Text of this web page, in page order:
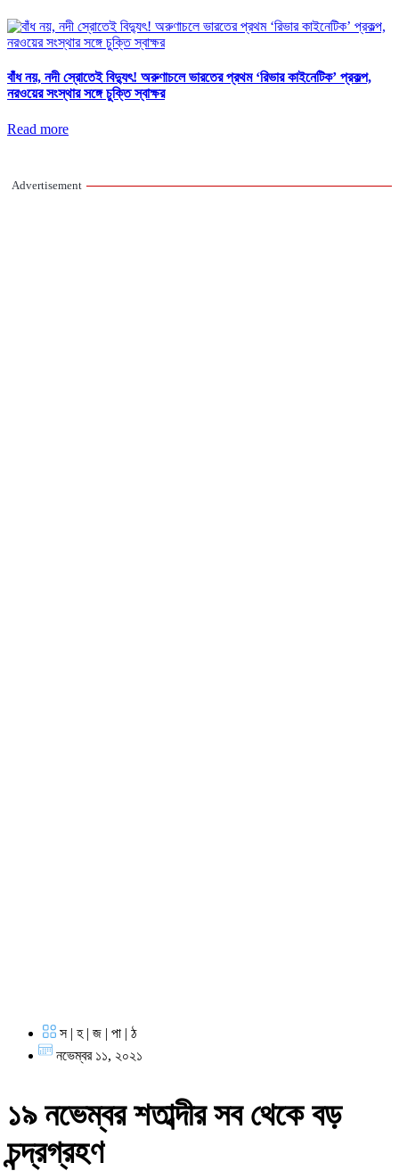
বাঁধ নয়, নদী স্রোতেই বিদ্যুৎ! অরুণাচলে ভারতের প্রথম ‘রিভার কাইনেটিক’ প্রকল্প,
নরওয়ের সংস্থার সঙ্গে চুক্তি স্বাক্ষর
Read more
Advertisement
স | হ | জ | পা | ঠ
নভেম্বর ১১, ২০২১
১৯ নভেম্বর শতাব্দীর সব থেকে বড়
চন্দ্রগ্রহণ